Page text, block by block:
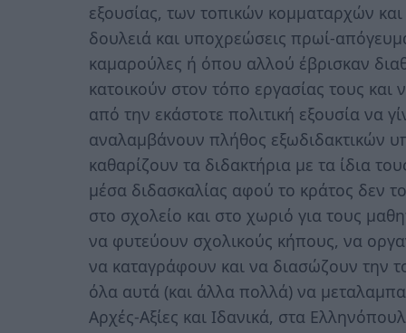
εξουσίας, των τοπικών κομματαρχών
δουλειά και υποχρεώσεις πρωί-
καμαρούλες ή όπου αλλού έβρισκαν
κατοικούν στον τόπο εργασίας τους και
από την εκάστοτε πολιτική εξουσία να
αναλαμβάνουν πλήθος εξωδιδακτικών
καθαρίζουν τα διδακτήρια με τα ίδια
μέσα διδασκαλίας αφού το κράτος δεν
στο σχολείο και στο χωριό για τους
να φυτεύουν σχολικούς κήπους, να
να καταγράφουν και να διασώζουν την
όλα αυτά (και άλλα πολλά) να
Αρχές-Αξίες και Ιδανικά, στα